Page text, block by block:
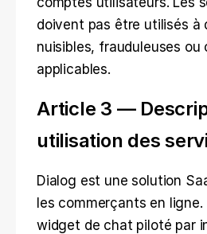
doivent pas être utilisés à
nuisibles, frauduleuses ou
applicables.
Article 3 —
utilisation des
Dialog est une solution
les commerçants en
widget de chat piloté par